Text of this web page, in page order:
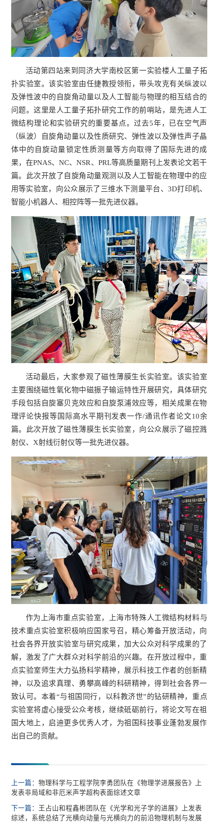
活动第四站来到同济大学南校区第一实验楼人工量子拓
扑实验室。该实验室由任捷教授领衔，带头攻克有关纵波以
及弹性波中的自旋角动量以及人工智能与物理的相互结合的
问题。这里是人工量子拓扑研究工作的前哨站，是先进人工
微结构理论和实验研究的重要基点。过去5年，已在空气声
（纵波）自旋角动量以及性质研究、弹性波以及弹性声子晶
体中的自旋动量锁定性质测量等方向取得了国际先进的成
果，在PNAS、NC、NSR、PRL等高质量期刊上发表论文若干
篇。此次开放了自旋角动量观测以及人工智能在物理中的应
用等实验室，向公众展示了三维水下测量平台、3D打印机、
智能小机器人、相控阵等一批先进仪器。
活动最后，大家参观了磁性薄膜生长实验室。该实验室
主要围绕磁性氧化物中磁振子输运特性开展研究，具体研究
手段包括自旋塞贝克效应和自旋泵浦效应等，相关成果在物
理评论快报等国际高水平期刊发表一作/通讯作者论文10余
篇。此次开放了磁性薄膜生长实验室，向公众展示了磁控溅
射仪、X射线衍射仪等一批先进仪器。
作为上海市重点实验室，上海市特殊人工微结构材料与
技术重点实验室积极响应国家号召，精心筹备开放活动，向
社会各界开放实验室与研究成果，加大公众对科学成果的了
解，激发了广大群众对科学前沿的兴趣。在开放过程中，重
点实验室师生大力弘扬科学精神，展示科技工作者的创新精
神，以及追求真理、勇攀高峰的科研精神，得到社会各界一
致认可。本着“与祖国同行，以科教济世”的钻研精神，重点
实验室将虚心接受公众考核，继续砥砺前行，将论文写在祖
国大地上，启迪更多优秀人才，为祖国科技事业蓬勃发展作
出自己的贡献。
上一篇： 物理科学与工程学院李勇团队在《物理学进展报告》上
发表非局域和非厄米声学超构表面综述文章
下一篇：
王占山和程鑫彬团队在《光学和光子学的进展》上发表
综述，系统总结了光横向动量与光横向力的前沿物理机制与发展